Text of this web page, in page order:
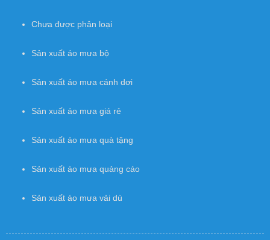
Chưa được phân loại
Sản xuất áo mưa bộ
Sản xuất áo mưa cánh dơi
Sản xuất áo mưa giá rẻ
Sản xuất áo mưa quà tặng
Sản xuất áo mưa quảng cáo
Sản xuất áo mưa vải dù